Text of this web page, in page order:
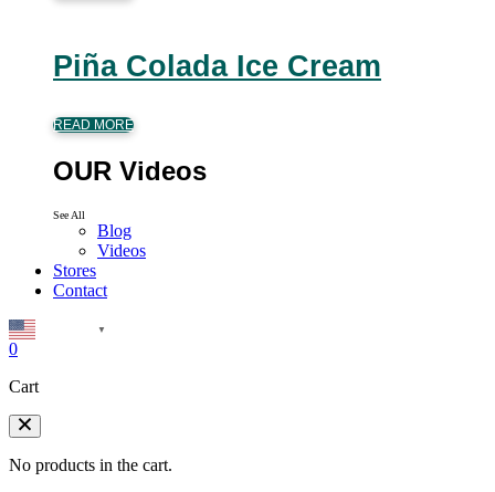
Piña Colada Ice Cream
READ MORE
OUR Videos
See All
Blog
Videos
Stores
Contact
▼
0
Cart
No products in the cart.